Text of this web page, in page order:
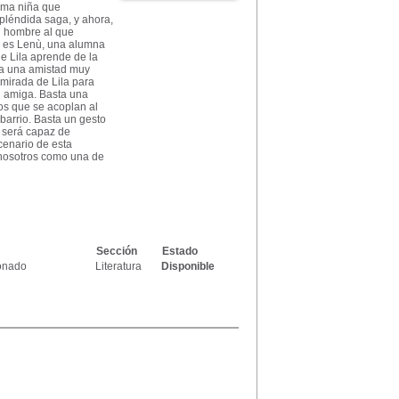
niña que
saga, y ahora,
al que
Lenù, una alumna
Lila aprende de la
una amistad muy
de Lila para
Basta una
que se acoplan al
Basta un gesto
capaz de
de esta
como una de
Sección
Estado
Literatura Disponible